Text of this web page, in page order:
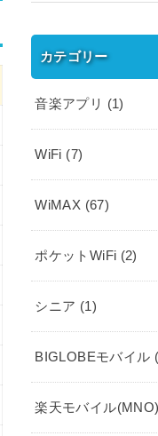
カテゴリー
音楽アプリ (1)
WiFi (7)
WiMAX (67)
ポケットWiFi (2)
シニア (1)
BIGLOBEモバイル
楽天モバイル(MNO)